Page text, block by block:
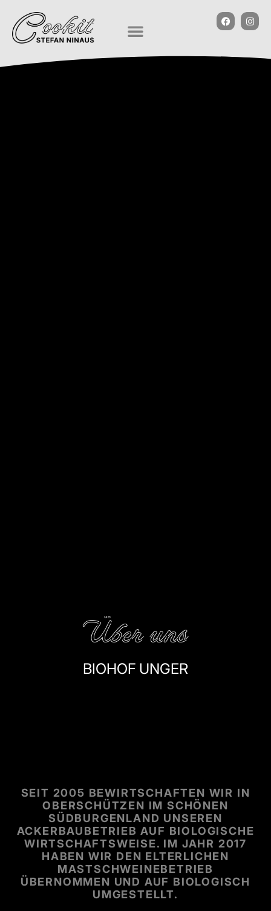
Über uns
BIOHOF UNGER
SEIT 2005 BEWIRTSCHAFTEN WIR IN
OBERSCHÜTZEN IM SCHÖNEN
SÜDBURGENLAND UNSEREN
ACKERBAUBETRIEB AUF BIOLOGISCHE
WIRTSCHAFTSWEISE. IM JAHR 2017
HABEN WIR DEN ELTERLICHEN
MASTSCHWEINEBETRIEB
ÜBERNOMMEN UND AUF BIOLOGISCH
UMGESTELLT.